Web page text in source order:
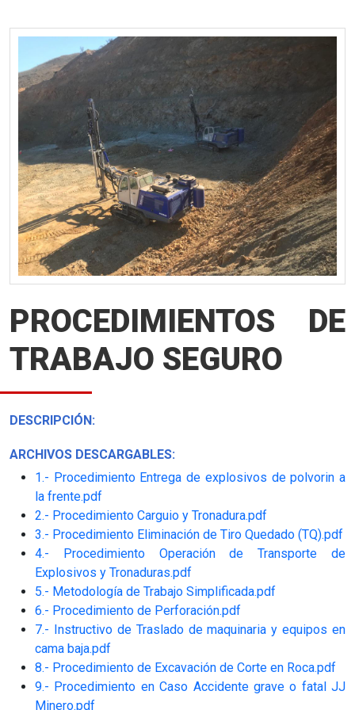
PROCEDIMIENTOS DE
TRABAJO SEGURO
DESCRIPCIÓN:
ARCHIVOS DESCARGABLES:
1.- Procedimiento Entrega de explosivos de polvorin a
la frente.pdf
2.- Procedimiento Carguio y Tronadura.pdf
3.- Procedimiento Eliminación de Tiro Quedado (TQ).pdf
4.- Procedimiento Operación de Transporte de
Explosivos y Tronaduras.pdf
5.- Metodología de Trabajo Simplificada.pdf
6.- Procedimiento de Perforación.pdf
7.- Instructivo de Traslado de maquinaria y equipos en
cama baja.pdf
8.- Procedimiento de Excavación de Corte en Roca.pdf
9.- Procedimiento en Caso Accidente grave o fatal JJ
Minero.pdf